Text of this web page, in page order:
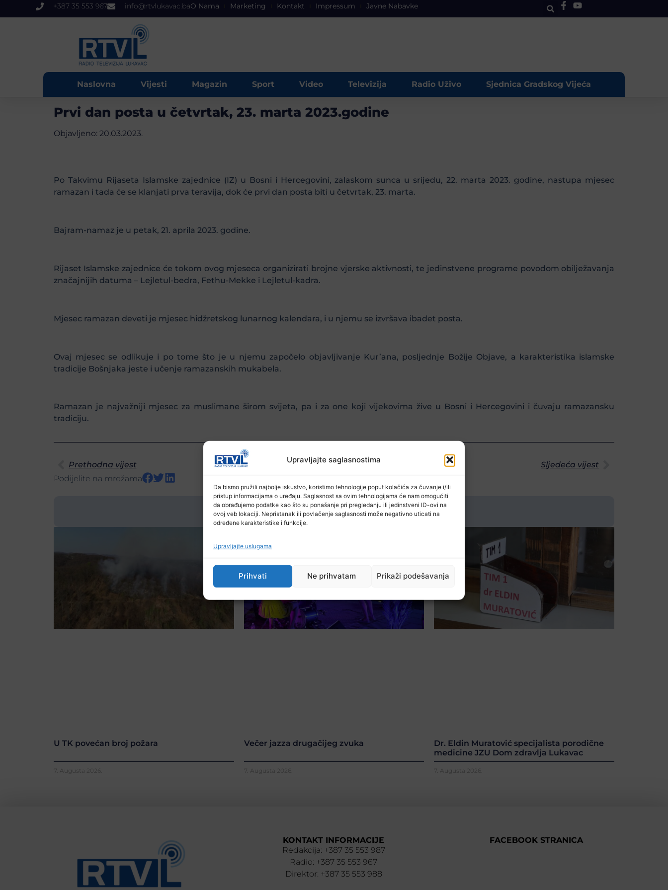
Upravljajte saglasnostima
Da bismo pružili najbolje iskustvo, koristimo tehnologije poput kolačića za čuvanje i/ili
pristup informacijama o uređaju. Saglasnost sa ovim tehnologijama će nam omogućiti
da obrađujemo podatke kao što su ponašanje pri pregledanju ili jedinstveni ID-ovi na
ovoj veb lokaciji. Nepristanak ili povlačenje saglasnosti može negativno uticati na
određene karakteristike i funkcije.
Upravljajte uslugama
Prihvati Ne prihvatam Prikaži podešavanja
+387 35 553 967 info@rtvlukavac.baO Nama Marketing Kontakt Impressum Javne Nabavke
Naslovna Vijesti Magazin Sport Video Televizija Radio Uživo Sjednica Gradskog Vijeća
Prvi dan posta u četvrtak, 23. marta 2023.godine
Objavljeno: 20.03.2023.
Po Takvimu Rijaseta Islamske zajednice (IZ) u Bosni i Hercegovini, zalaskom sunca u srijedu, 22. marta 2023. godine, nastupa mjesec
ramazan i tada će se klanjati prva teravija, dok će prvi dan posta biti u četvrtak, 23. marta.
Bajram-namaz je u petak, 21. aprila 2023. godine.
Rijaset Islamske zajednice će tokom ovog mjeseca organizirati brojne vjerske aktivnosti, te jedinstvene programe povodom obilježavanja
značajnijih datuma – Lejletul-bedra, Fethu-Mekke i Lejletul-kadra.
Mjesec ramazan deveti je mjesec hidžretskog lunarnog kalendara, i u njemu se izvršava ibadet posta.
Ovaj mjesec se odlikuje i po tome što je u njemu započelo objavljivanje Kur’ana, posljednje Božije Objave, a karakteristika islamske
tradicije Bošnjaka jeste i učenje ramazanskih mukabela.
Ramazan je najvažniji mjesec za muslimane širom svijeta, pa i za one koji vijekovima žive u Bosni i Hercegovini i čuvaju ramazansku
tradiciju.
Prethodna vijest
Sljedeća vijest
Podijelite na mrežama
Ostale novosti
U TK povećan broj požara
7. Augusta 2026.
Večer jazza drugačijeg zvuka
7. Augusta 2026.
Dr. Eldin Muratović specijalista porodične
medicine JZU Dom zdravlja Lukavac
7. Augusta 2026.
KONTAKT INFORMACIJE
Redakcija: +387 35 553 987
Radio: +387 35 553 967
Direktor: +387 35 553 988
FACEBOOK STRANICA